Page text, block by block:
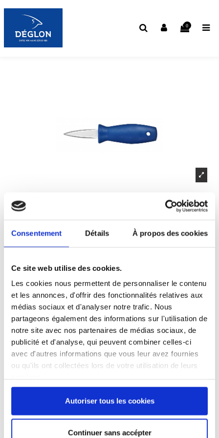
Consentement Détails À propos des cookies
Ce site web utilise des cookies.
Les cookies nous permettent de personnaliser le contenu
et les annonces, d'offrir des fonctionnalités relatives aux
médias sociaux et d'analyser notre trafic. Nous
partageons également des informations sur l'utilisation de
notre site avec nos partenaires de médias sociaux, de
publicité et d'analyse, qui peuvent combiner celles-ci
avec d'autres informations que vous leur avez fournies
ou qu'ils ont collectées lors de votre utilisation de leurs
Autoriser tous les cookies
Continuer sans accépter
0
LANCETTE À HUÎTRE INOX MANCHE SURMOULÉ
Produit labellisé LONGTIME® - Conçu pour durer
9,82 €/ TTC
Ajouter au panier